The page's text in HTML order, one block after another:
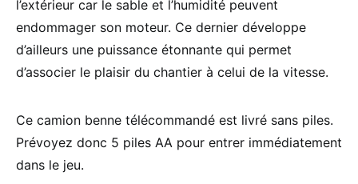
l’extérieur car le sable et l’humidité peuvent
endommager son moteur. Ce dernier développe
d’ailleurs une puissance étonnante qui permet
d’associer le plaisir du chantier à celui de la vitesse.
Ce camion benne télécommandé est livré sans piles.
Prévoyez donc 5 piles AA pour entrer immédiatement
dans le jeu.